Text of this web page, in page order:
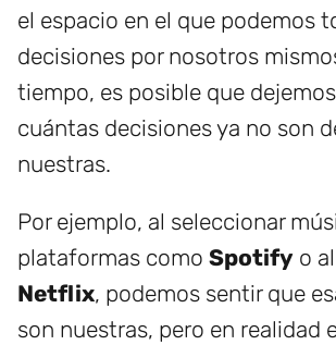
el espacio en el que podemos
decisiones por nosotros
tiempo, es posible que
cuántas decisiones ya no son
nuestras.
Por ejemplo, al seleccionar
plataformas como Spotify o
Netflix, podemos sentir que
son nuestras, pero en realidad